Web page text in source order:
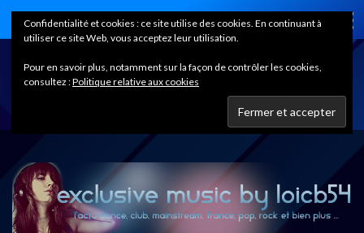
Home
Confidentialité et cookies : ce site utilise des cookies. En continuant à
utiliser ce site Web, vous acceptez leur utilisation.
Pour en savoir plus, notamment sur la façon de contrôler les cookies,
consultez :Politique relative aux cookies